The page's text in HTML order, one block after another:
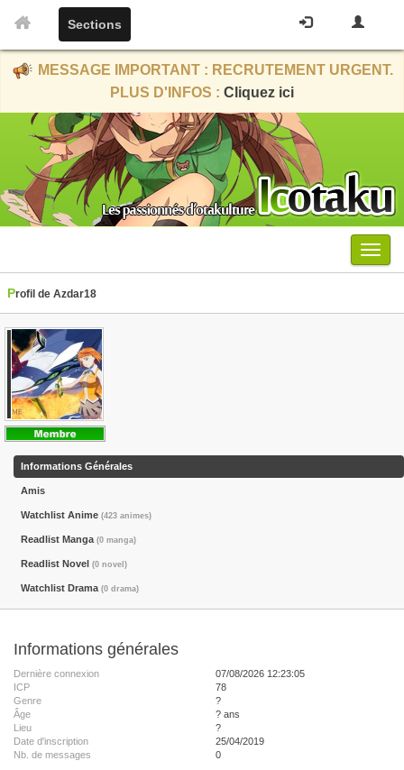
Sections
MESSAGE IMPORTANT : RECRUTEMENT URGENT.
PLUS D'INFOS : Cliquez ici
Menu
Profil de Azdar18
Informations Générales
Amis
Watchlist Anime (423 animes)
Readlist Manga (0 manga)
Readlist Novel (0 novel)
Watchlist Drama (0 drama)
Informations générales
Dernière connexion
07/08/2026 12:23:05
ICP
78
Genre
?
Âge
? ans
Lieu
?
Date d'inscription
25/04/2019
Nb. de messages
0